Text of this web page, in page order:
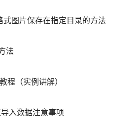
图片保存在指定目录的方法
法
程（实例讲解）
入数据注意事项